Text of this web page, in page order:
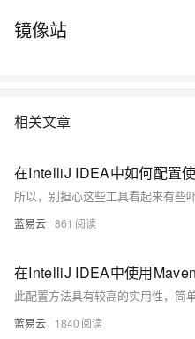
镜像站
相关文章
在IntelliJ IDEA中如何配置
蓝易云 861
在IntelliJ IDEA中使用
蓝易云 1840